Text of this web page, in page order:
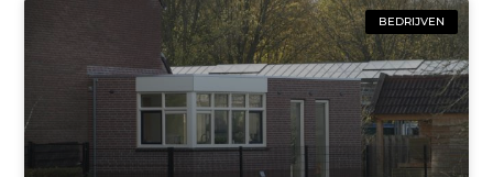
BEDRIJVEN